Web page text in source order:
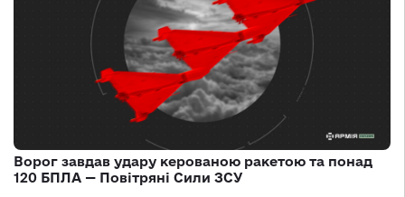
Ворог завдав удару керованою ракетою та понад
120 БПЛА — Повітряні Сили ЗСУ